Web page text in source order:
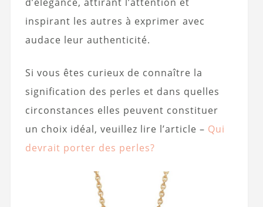
inspirant les autres à exprimer avec
audace leur authenticité.
Si vous êtes curieux de connaître la
signification des perles et dans quelles
circonstances elles peuvent constituer
un choix idéal, veuillez lire l’article – Qui
devrait porter des perles?